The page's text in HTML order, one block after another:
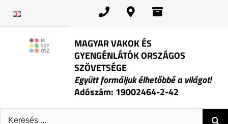
MAGYAR VAKOK ÉS
GYENGÉNLÁTÓK ORSZÁGOS
SZÖVETSÉGE
Együtt formáljuk élhetőbbé a világot!
Adószám: 19002464-2-42
Keresés: